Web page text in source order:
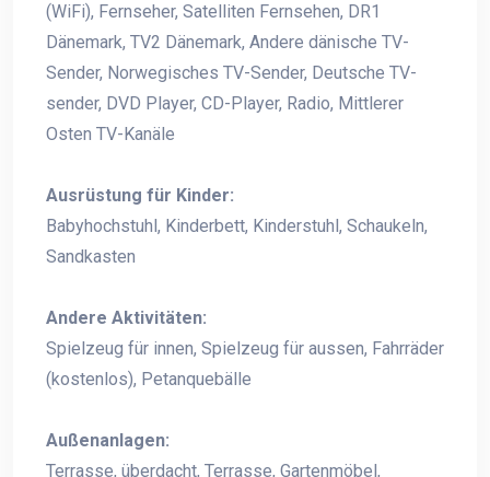
(WiFi), Fernseher, Satelliten Fernsehen, DR1
Dänemark, TV2 Dänemark, Andere dänische TV-
Sender, Norwegisches TV-Sender, Deutsche TV-
sender, DVD Player, CD-Player, Radio, Mittlerer
Osten TV-Kanäle
Ausrüstung für Kinder:
Babyhochstuhl, Kinderbett, Kinderstuhl, Schaukeln,
Sandkasten
Andere Aktivitäten:
Spielzeug für innen, Spielzeug für aussen, Fahrräder
(kostenlos), Petanquebälle
Außenanlagen:
Terrasse, überdacht, Terrasse, Gartenmöbel,